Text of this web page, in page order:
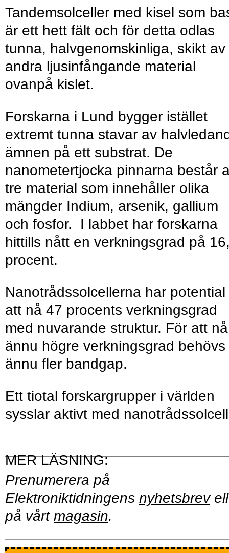
Tandemsolceller med kisel som
är ett hett fält och för detta odlas
tunna, halvgenomskinliga, skikt av
andra ljusinfångande material
ovanpå kislet.
Forskarna i Lund bygger istället
extremt tunna stavar av
ämnen på ett substrat. De
nanometertjocka pinnarna består
tre material som innehåller olika
mängder Indium, arsenik, gallium
och fosfor. I labbet har forskarna
hittills nått en verkningsgrad på
procent.
Nanotrådssolcellerna har potential
att nå 47 procents verkningsgrad
med nuvarande struktur. För att nå
ännu högre verkningsgrad behövs
ännu fler bandgap.
Ett tiotal forskargrupper i världen
sysslar aktivt med
Prenumerera på
Elektroniktidningens nyhetsbrev
på vårt magasin.